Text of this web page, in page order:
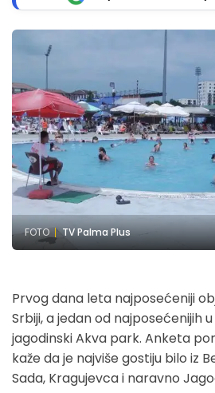
FOTO TV Palma Plus
Prvog dana leta najposećeniji
Srbiji, a jedan od najposećenijih
jagodinski Akva park. Anketa
kaže da je najviše gostiju bilo iz
Sada, Kragujevca i naravno